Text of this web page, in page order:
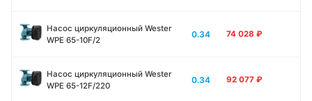
Насос циркуляционный Wester
WPE 65-10F/2
0.34 74 028 ₽
Насос циркуляционный Wester
WPE 65-12F/220
0.34 92 077 ₽